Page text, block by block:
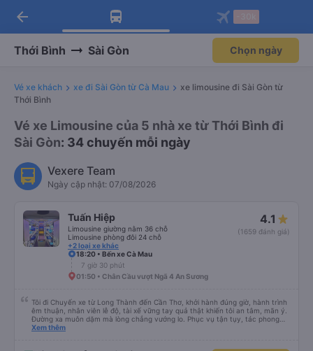
Tải app Vexere ngay!
Nhận ưu đãi thành viên độc
Mở app
Tải app Vexere
-30k/ghế khi đặt vé máy bay qua
Mở app
arrow_back
Thới Bình Sài Gòn Chọn ngày
Vé xe khách xe đi Sài Gòn từ Cà Mau
xe limousine đi Sài Gòn từ
Thới Bình
Vé xe Limousine của 5 nhà xe từ Thới Bình đi
Sài Gòn: 34 chuyến mỗi ngày
Vexere Team
Ngày cập nhật: 07/08/2026
Tuấn Hiệp
Limousine giường nằm 36 chỗ
Limousine phòng đôi 24 chỗ
+2 loại xe khác
4.1
(1659 đánh giá)
18:20 • Bến xe Cà Mau
7 giờ 30 phút
01:50 • Chân Cầu vượt Ngã 4 An Sương
Tôi đi Chuyến xe từ Long Thành đến Cần Thơ, khởi hành đúng giờ, hành trình
êm thuận, nhân viên lễ độ, tài xế vững tay quả thật khiến tôi an tâm, mãn ý.
Đường xa muôn dặm mà lòng chẳng vướng lo. Phục vụ tận tụy, tác phong
nghiêm cẩn, hiếm thấy giữa thời buổi kim tiền vội vã. Xã hội loạn đạo. Xin gửi
Xem thêm